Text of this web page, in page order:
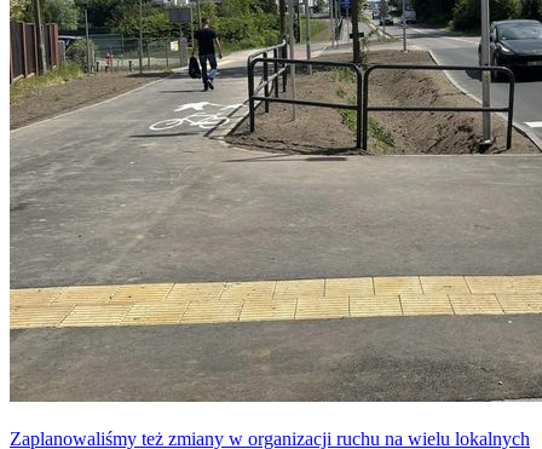
Zaplanowaliśmy też zmiany w organizacji ruchu na wielu lokalnych